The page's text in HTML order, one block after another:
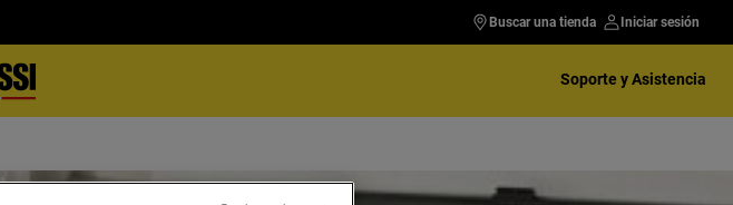
Buscar una tienda Iniciar sesión
Soporte y Asistencia